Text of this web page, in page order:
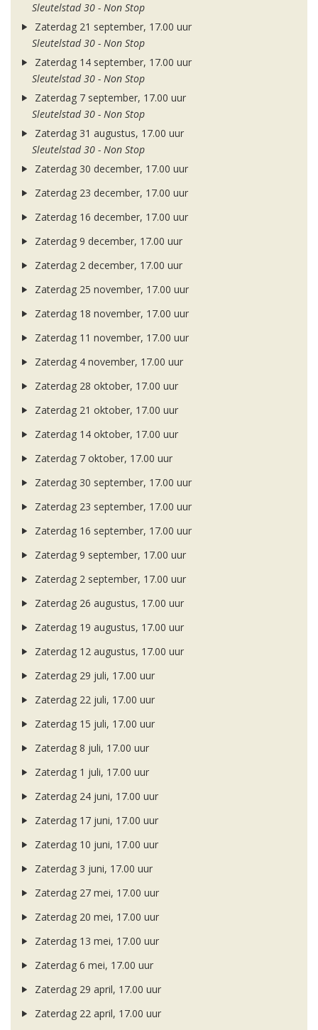
Sleutelstad 30 - Non Stop
Zaterdag 21 september, 17.00 uur
Sleutelstad 30 - Non Stop
Zaterdag 14 september, 17.00 uur
Sleutelstad 30 - Non Stop
Zaterdag 7 september, 17.00 uur
Sleutelstad 30 - Non Stop
Zaterdag 31 augustus, 17.00 uur
Sleutelstad 30 - Non Stop
Zaterdag 30 december, 17.00 uur
Zaterdag 23 december, 17.00 uur
Zaterdag 16 december, 17.00 uur
Zaterdag 9 december, 17.00 uur
Zaterdag 2 december, 17.00 uur
Zaterdag 25 november, 17.00 uur
Zaterdag 18 november, 17.00 uur
Zaterdag 11 november, 17.00 uur
Zaterdag 4 november, 17.00 uur
Zaterdag 28 oktober, 17.00 uur
Zaterdag 21 oktober, 17.00 uur
Zaterdag 14 oktober, 17.00 uur
Zaterdag 7 oktober, 17.00 uur
Zaterdag 30 september, 17.00 uur
Zaterdag 23 september, 17.00 uur
Zaterdag 16 september, 17.00 uur
Zaterdag 9 september, 17.00 uur
Zaterdag 2 september, 17.00 uur
Zaterdag 26 augustus, 17.00 uur
Zaterdag 19 augustus, 17.00 uur
Zaterdag 12 augustus, 17.00 uur
Zaterdag 29 juli, 17.00 uur
Zaterdag 22 juli, 17.00 uur
Zaterdag 15 juli, 17.00 uur
Zaterdag 8 juli, 17.00 uur
Zaterdag 1 juli, 17.00 uur
Zaterdag 24 juni, 17.00 uur
Zaterdag 17 juni, 17.00 uur
Zaterdag 10 juni, 17.00 uur
Zaterdag 3 juni, 17.00 uur
Zaterdag 27 mei, 17.00 uur
Zaterdag 20 mei, 17.00 uur
Zaterdag 13 mei, 17.00 uur
Zaterdag 6 mei, 17.00 uur
Zaterdag 29 april, 17.00 uur
Zaterdag 22 april, 17.00 uur